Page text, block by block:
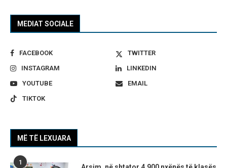
MEDIAT SOCIALE
FACEBOOK
TWITTER
INSTAGRAM
LINKEDIN
YOUTUBE
EMAIL
TIKTOK
MË TË LEXUARA
1